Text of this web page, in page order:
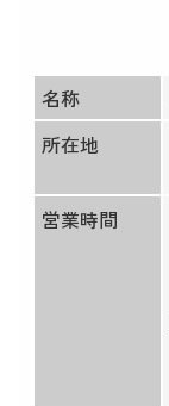
名称
所在地
営業時間